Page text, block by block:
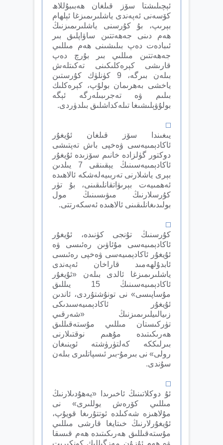
ئېچىلىشتا سۆز قىلغان ھەبىبۇللاھ
كۆسەنى ئەپەندى ياشلىرىمىزغا ئېلھام
بېرىپ، بۇ كۇرسنى ياشلىرىمىزنىڭ
ھەم دىنى جەھەتتىن ساۋاپلىق بىر
ئىبادەت دەپ بىلىشىنى ھەم مىللىي
جەھەتتىن مىللىي بىر بۇرچ دەپ
قارىشى كېرەكلىكىنى تەكىتلەش
بىلەن بىرگە، 9 كۈنلۈك كۇرستىن
ياخشى بەھرىمان بولۇپ، كېرەكلىك
بىلىم ۋە تەجرىبىلەرگە ئېگە
بولۇۋېلىشىغا تىلەكداشلىق بىلدۈردى.
يىغىندا سۆز قىلغان ئۇيغۇر
ئاكادېمىيەسى ۋەخپى باش تەپتىشى
دوكتور گۈلزادە خانىم سۆزىدە ئۇيغۇر
ئاكادېمىيەسىنىڭ يېقىنقى 7 يىلدىن
بېرى ياشلارنى تەربىيەلەشكە ئالاھىدە
ئەھمىيەت بېرىۋاتقانلىقىنى، بۇ تۈر
كۇرسلارنىڭ مىۋىسىنىڭ مول
بولىدىغانلىقىنى ئالاھىدە ئەسكەرتتى.
كۇرسنىڭ تۇنجى كۈنىدە، ئۇيغۇر
ئاكادېمىيەسى مۇئاۋىن رەئىسى ۋە
ئۇيغۇر ئاكادېمىيەسى ۋەخپى رەئىسى
ئابدۇلھەمىد قاراخان ئەپەندى
ياشلىرىمىزغا ئالدى بىلەن «ئۇيغۇر
ئاكادېمىيەسىنىڭ 15 يىللىق
مۇساپىسى» نى تونۇشتۇردى، ئاندىن
ئۇيغۇر ئاكادېمىيەسىدىكى
زىيالىيلىرىمىزنىڭ «شەرقىي
تۈركىستان مىللىي مۇستەقىللىق
ھەرىكىتىدە مۇھىم نوقتىلارنى
بىرلىككە كەلتۈرۈشتە ئوينىغان
رولى» نى بىرمۇ-بىر ئىسپاتلىرى بىلەن
سۇندى.
ئۇ دوكلاتىنىڭ ئاخىرىدا «يەھۇدىلارنىڭ
مىللىي كۆرەش يوللىرى» نى
مۇلاھىزە شەكىلدە ئوتتۇرىغا قويۇپ،
ئۇيغۇرلارنىڭ خىتايغا قارشى مىللىي
مۇستەقىللىق ھەرىكىتىدە ھەم قىسقا
ۋە ھەم ئۇزۇن مەزگىللىك كونكىرىت